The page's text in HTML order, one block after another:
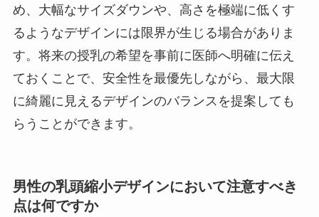
め、大幅なサイズダウンや、高さを極端に低くす
るようなデザインには限界が生じる場合がありま
す。将来の授乳の希望を事前に医師へ明確に伝え
ておくことで、安全性を最優先しながら、最大限
に綺麗に見えるデザインのバランスを提案しても
らうことができます。
男性の乳頭縮小デザインにおいて注意すべき
点は何ですか